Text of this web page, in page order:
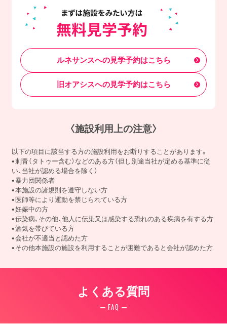
ルネサンスへの見学予約はこちら
旧オアシスへの見学予約はこちら
〈施設利用上の注意〉
以下の項目に該当する方の施設利用をお断りすることがあります。
刺青（タトゥー含む）などのある方（但し別途当社が定める基準に従
い、当社が認める場合を除く）
暴力団関係者
本施設の諸規則を遵守しない方
医師等により運動を禁じられている方
妊娠中の方
伝染病、その他、他人に伝染又は感染する恐れのある疾病を有する方
酒気を帯びている方
会社が不適当と認めた方
その他本施設の施設を利用することが困難であると会社が認めた方
よくある質問
FAQ